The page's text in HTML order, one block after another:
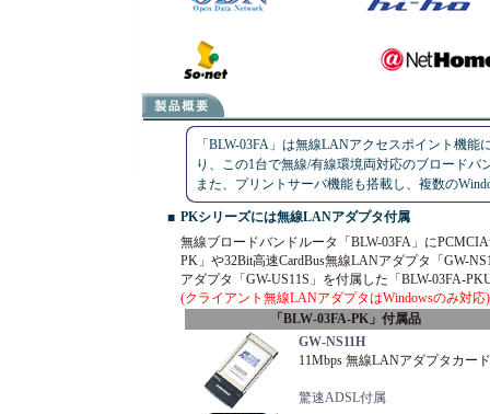
「BLW-03FA」は無線LANアクセスポイント機
り、この1台で無線/有線環境両対応のブロード
また、プリントサーバ機能も搭載し、複数の
■ PKシリーズには無線LANアダプタ付属
無線ブロードバンドルータ「BLW-03FA」に
PK」や32Bit高速CardBus無線LANアダプタ「GW-
アダプタ「GW-US11S」を付属した「BLW-03FA-
(クライアント無線LANアダプタはWindowsのみ対応)
「BLW-03FA-PK」付属品
GW-NS11H
11Mbps 無線LANアダプタカード
驚速ADSL付属